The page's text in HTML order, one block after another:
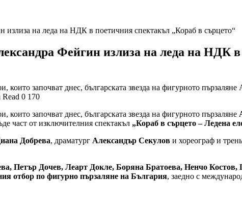
излиза на леда на НДК в поетичния спектакъл „Кораб в сърцето“
Фейгин излиза на леда на НДК
които започват днес, българската звезда на фигурното
0 170
започват днес, българската звезда на фигурното пързаляне
част от изключителния спектакъл „Кораб в сърцето – Ледена
Добрева, драматург Александър Секулов и хореограф и
Петър Дочев, Леарт Докле, Боряна Братоева, Ненчо Костов,
отбор по фигурно пързаляне на България, заедно с